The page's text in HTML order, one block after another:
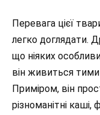
Перевага цієї
легко доглядати.
що ніяких
він живиться
Приміром, він
різноманітні каші,